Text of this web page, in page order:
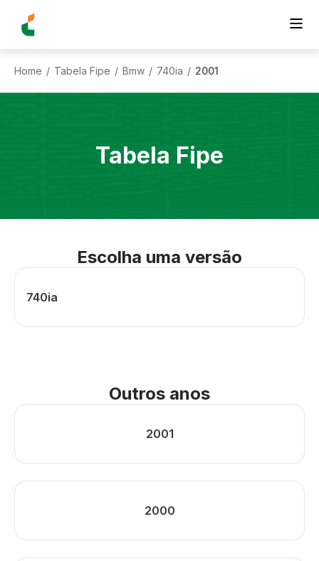
Home / Tabela Fipe / Bmw / 740ia / 2001
Tabela Fipe
Escolha uma versão
740ia
Outros anos
2001
2000